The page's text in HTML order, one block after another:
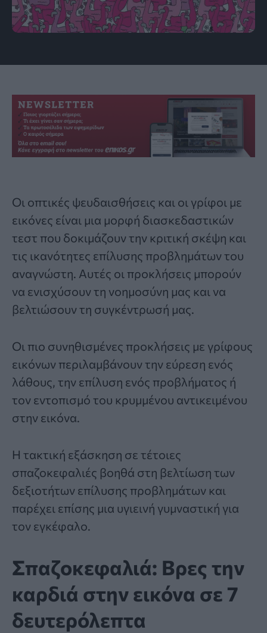
Οι οπτικές ψευδαισθήσεις και οι γρίφοι με
εικόνες είναι μια μορφή διασκεδαστικών
τεστ που δοκιμάζουν την κριτική σκέψη και
τις ικανότητες επίλυσης προβλημάτων του
αναγνώστη. Αυτές οι προκλήσεις μπορούν
να ενισχύσουν τη νοημοσύνη μας και να
βελτιώσουν τη συγκέντρωσή μας.
Οι πιο συνηθισμένες προκλήσεις με γρίφους
εικόνων περιλαμβάνουν την εύρεση ενός
λάθους, την επίλυση ενός προβλήματος ή
τον εντοπισμό του κρυμμένου αντικειμένου
στην εικόνα.
Η τακτική εξάσκηση σε τέτοιες
σπαζοκεφαλιές βοηθά στη βελτίωση των
δεξιοτήτων επίλυσης προβλημάτων και
παρέχει επίσης μια υγιεινή γυμναστική για
τον εγκέφαλο.
Σπαζοκεφαλιά: Βρες την
καρδιά στην εικόνα σε 7
δευτερόλεπτα